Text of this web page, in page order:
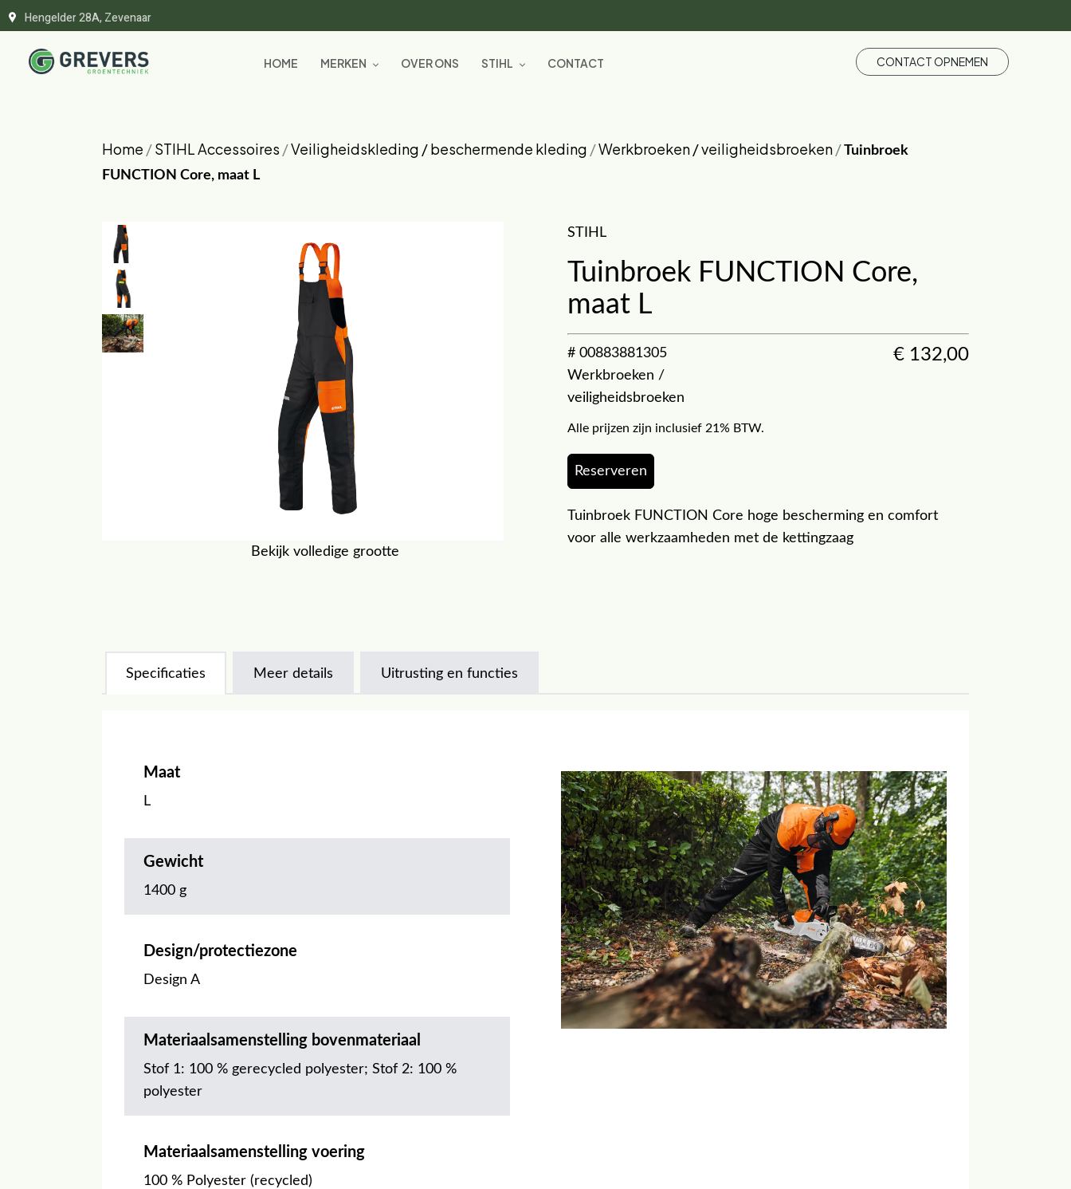
Hengelder 28A, Zevenaar
HOME MERKEN OVER ONS STIHL CONTACT CONTACT OPNEMEN
Home /STIHL Accessoires /Veiligheidskleding / beschermende kleding /Werkbroeken / veiligheidsbroeken/Tuinbroek
FUNCTION Core, maat L
Bekijk volledige grootte
STIHL
Tuinbroek FUNCTION Core,
maat L
# 00883881305
Werkbroeken /
veiligheidsbroeken
€ 132,00
Alle prijzen zijn inclusief 21% BTW.
Reserveren
Tuinbroek FUNCTION Core hoge bescherming en comfort
voor alle werkzaamheden met de kettingzaag
Specificaties Meer details Uitrusting en functies
Maat
L
Gewicht
1400 g
Design/protectiezone
Design A
Materiaalsamenstelling bovenmateriaal
Stof 1: 100 % gerecycled polyester; Stof 2: 100 %
polyester
Materiaalsamenstelling voering
100 % Polyester (recycled)